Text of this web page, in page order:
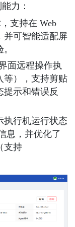
力：
支持在 Web
并可智能适配屏
面远程操作执
等），支持剪贴
提示和错误反
执行机运行状态
息，并优化了
支持